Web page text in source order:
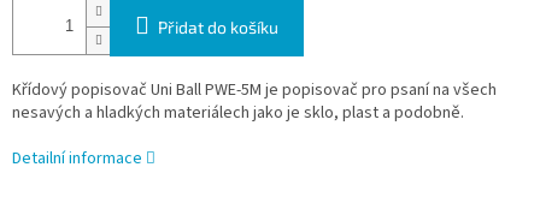
Přidat do košíku
Křídový popisovač Uni Ball PWE-5M je popisovač pro psaní na všech
nesavých a hladkých materiálech jako je sklo, plast a podobně.
Detailní informace